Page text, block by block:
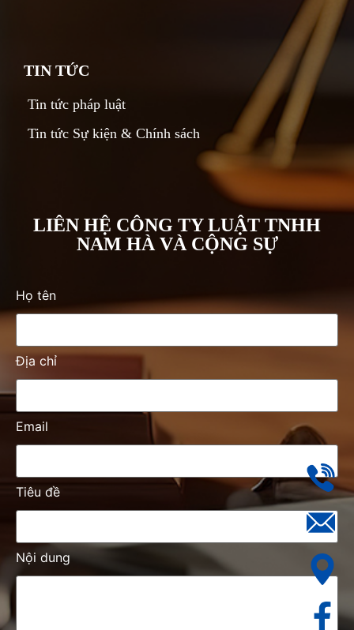
TIN TỨC
Tin tức pháp luật
Tin tức Sự kiện & Chính sách
LIÊN HỆ CÔNG TY LUẬT TNHH
NAM HÀ VÀ CỘNG SỰ
Họ tên
Địa chỉ
Email
Tiêu đề
Nội dung